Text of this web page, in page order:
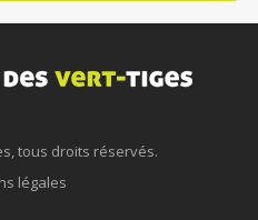
tous droits réservés.
légales